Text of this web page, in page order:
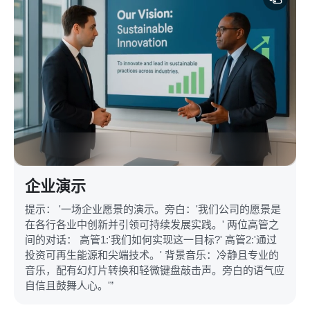
企业演示
提示： '一场企业愿景的演示。旁白：'我们公司的愿景是
在各行各业中创新并引领可持续发展实践。' 两位高管之
间的对话： 高管1:'我们如何实现这一目标?' 高管2:'通过
投资可再生能源和尖端技术。' 背景音乐：冷静且专业的
音乐，配有幻灯片转换和轻微键盘敲击声。旁白的语气应
自信且鼓舞人心。'”